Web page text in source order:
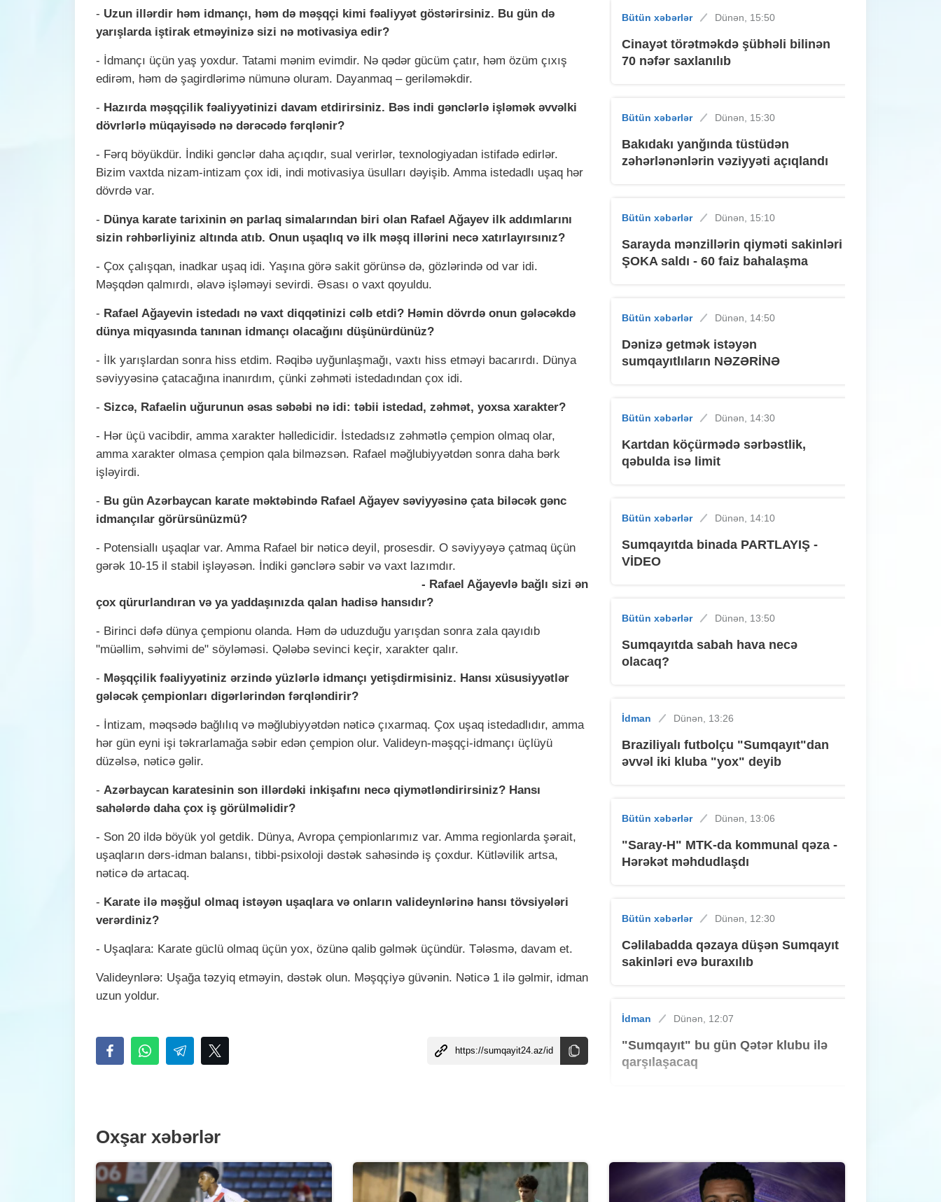
- Uzun illərdir həm idmançı, həm də məşqçi kimi fəaliyyət göstərirsiniz. Bu gün də
yarışlarda iştirak etməyinizə sizi nə motivasiya edir?
- İdmançı üçün yaş yoxdur. Tatami mənim evimdir. Nə qədər gücüm çatır, həm özüm çıxış
edirəm, həm də şagirdlərimə nümunə oluram. Dayanmaq – geriləməkdir.
- Hazırda məşqçilik fəaliyyətinizi davam etdirirsiniz. Bəs indi gənclərlə işləmək əvvəlki
dövrlərlə müqayisədə nə dərəcədə fərqlənir?
- Fərq böyükdür. İndiki gənclər daha açıqdır, sual verirlər, texnologiyadan istifadə edirlər.
Bizim vaxtda nizam-intizam çox idi, indi motivasiya üsulları dəyişib. Amma istedadlı uşaq hər
dövrdə var.
- Dünya karate tarixinin ən parlaq simalarından biri olan Rafael Ağayev ilk addımlarını
sizin rəhbərliyiniz altında atıb. Onun uşaqlıq və ilk məşq illərini necə xatırlayırsınız?
- Çox çalışqan, inadkar uşaq idi. Yaşına görə sakit görünsə də, gözlərində od var idi.
Məşqdən qalmırdı, əlavə işləməyi sevirdi. Əsası o vaxt qoyuldu.
- Rafael Ağayevin istedadı nə vaxt diqqətinizi cəlb etdi? Həmin dövrdə onun gələcəkdə
dünya miqyasında tanınan idmançı olacağını düşünürdünüz?
- İlk yarışlardan sonra hiss etdim. Rəqibə uyğunlaşmağı, vaxtı hiss etməyi bacarırdı. Dünya
səviyyəsinə çatacağına inanırdım, çünki zəhməti istedadından çox idi.
- Sizcə, Rafaelin uğurunun əsas səbəbi nə idi: təbii istedad, zəhmət, yoxsa xarakter?
- Hər üçü vacibdir, amma xarakter həlledicidir. İstedadsız zəhmətlə çempion olmaq olar,
amma xarakter olmasa çempion qala bilməzsən. Rafael məğlubiyyətdən sonra daha bərk
işləyirdi.
- Bu gün Azərbaycan karate məktəbində Rafael Ağayev səviyyəsinə çata biləcək gənc
idmançılar görürsünüzmü?
- Potensiallı uşaqlar var. Amma Rafael bir nəticə deyil, prosesdir. O səviyyəyə çatmaq üçün
gərək 10-15 il stabil işləyəsən. İndiki gənclərə səbir və vaxt lazımdır.
- Rafael Ağayevlə bağlı sizi ən
çox qürurlandıran və ya yaddaşınızda qalan hadisə hansıdır?
- Birinci dəfə dünya çempionu olanda. Həm də uduzduğu yarışdan sonra zala qayıdıb
"müəllim, səhvimi de" söyləməsi. Qələbə sevinci keçir, xarakter qalır.
- Məşqçilik fəaliyyətiniz ərzində yüzlərlə idmançı yetişdirmisiniz. Hansı xüsusiyyətlər
gələcək çempionları digərlərindən fərqləndirir?
- İntizam, məqsədə bağlılıq və məğlubiyyətdən nəticə çıxarmaq. Çox uşaq istedadlıdır, amma
hər gün eyni işi təkrarlamağa səbir edən çempion olur. Valideyn-məşqçi-idmançı üçlüyü
düzəlsə, nəticə gəlir.
- Azərbaycan karatesinin son illərdəki inkişafını necə qiymətləndirirsiniz? Hansı
sahələrdə daha çox iş görülməlidir?
- Son 20 ildə böyük yol getdik. Dünya, Avropa çempionlarımız var. Amma regionlarda şərait,
uşaqların dərs-idman balansı, tibbi-psixoloji dəstək sahəsində iş çoxdur. Kütləvilik artsa,
nəticə də artacaq.
- Karate ilə məşğul olmaq istəyən uşaqlara və onların valideynlərinə hansı tövsiyələri
verərdiniz?
- Uşaqlara: Karate güclü olmaq üçün yox, özünə qalib gəlmək üçündür. Tələsmə, davam et.
Valideynlərə: Uşağa təzyiq etməyin, dəstək olun. Məşqçiyə güvənin. Nəticə 1 ilə gəlmir, idman
uzun yoldur.
Bütün xəbərlər Dünən, 15:50
Cinayət törətməkdə şübhəli bilinən
70 nəfər saxlanılıb
Bütün xəbərlər Dünən, 15:30
Bakıdakı yanğında tüstüdən
zəhərlənənlərin vəziyyəti açıqlandı
Bütün xəbərlər Dünən, 15:10
Sarayda mənzillərin qiyməti sakinləri
ŞOKA saldı - 60 faiz bahalaşma
Bütün xəbərlər Dünən, 14:50
Dənizə getmək istəyən
sumqayıtlıların NƏZƏRİNƏ
Bütün xəbərlər Dünən, 14:30
Kartdan köçürmədə sərbəstlik,
qəbulda isə limit
Bütün xəbərlər Dünən, 14:10
Sumqayıtda binada PARTLAYIŞ -
VİDEO
Bütün xəbərlər Dünən, 13:50
Sumqayıtda sabah hava necə
olacaq?
İdman Dünən, 13:26
Braziliyalı futbolçu "Sumqayıt"dan
əvvəl iki kluba "yox" deyib
Bütün xəbərlər Dünən, 13:06
"Saray-H" MTK-da kommunal qəza -
Hərəkət məhdudlaşdı
Bütün xəbərlər Dünən, 12:30
Cəlilabadda qəzaya düşən Sumqayıt
sakinləri evə buraxılıb
İdman Dünən, 12:07
"Sumqayıt" bu gün Qətər klubu ilə
qarşılaşacaq
çimərlikdə isə telefon oğurlanıb
Oxşar xəbərlər